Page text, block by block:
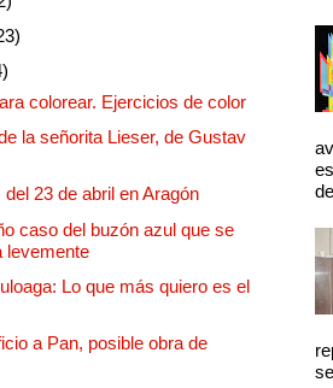
colorear. Ejercicios de color
la señorita Lieser, de Gustav
23 de abril en Aragón
caso del buzón azul que se
levemente
Lo que más quiero es el
a Pan, posible obra de